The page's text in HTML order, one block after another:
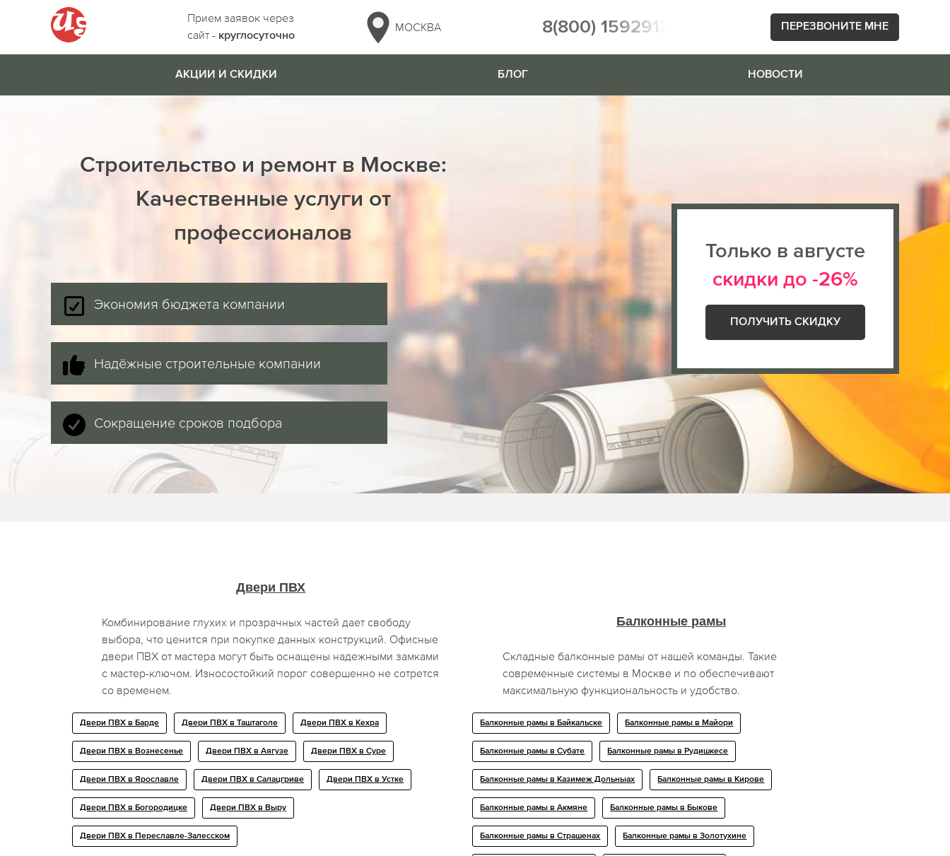
Прием заявок через
сайт - круглосуточно
МОСКВА 8(800) 1592913 ПЕРЕЗВОНИТЕ МНЕ
АКЦИИ И СКИДКИ БЛОГ НОВОСТИ
Строительство и ремонт в Москве:
Качественные услуги от
профессионалов
Экономия бюджета компании
Надёжные строительные компании
Сокращение сроков подбора
Только в августе
скидки до -26%
ПОЛУЧИТЬ СКИДКУ
Двери ПВХ
Комбинирование глухих и прозрачных частей дает свободу
выбора, что ценится при покупке данных конструкций. Офисные
двери ПВХ от мастера могут быть оснащены надежными замками
с мастер-ключом. Износостойкий порог совершенно не сотрется
со временем.
Двери ПВХ в Барде Двери ПВХ в Таштаголе Двери ПВХ в Кехра
Двери ПВХ в Вознесенье Двери ПВХ в Аягузе Двери ПВХ в Суре
Двери ПВХ в Ярославле Двери ПВХ в Салацгриве Двери ПВХ в Устке
Двери ПВХ в Богородицке Двери ПВХ в Выру
Двери ПВХ в Переславле-Залесском
Балконные рамы
Складные балконные рамы от нашей команды. Такие
современные системы в Москве и по обеспечивают
максимальную функциональность и удобство.
Балконные рамы в Байкальске Балконные рамы в Майори
Балконные рамы в Субате Балконные рамы в Рудишкесе
Балконные рамы в Казимеж Дольныах Балконные рамы в Кирове
Балконные рамы в Акмяне Балконные рамы в Быкове
Балконные рамы в Страшенах Балконные рамы в Золотухине